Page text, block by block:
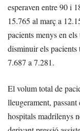
esperaven entre 90 i
15.765 al març a
pacients menys en
disminuir els pacients
7.687 a 7.281.
El volum total de
lleugerament,
hospitals madrilenys